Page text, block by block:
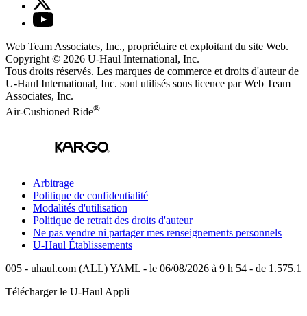
Web Team Associates, Inc., propriétaire et exploitant du site Web.
Copyright © 2026 U-Haul International, Inc.
Tous droits réservés. Les marques de commerce et droits d'auteur de
U-Haul International, Inc. sont utilisés sous licence par Web Team
Associates, Inc.
Air-Cushioned Ride®
Arbitrage
Politique de confidentialité
Modalités d'utilisation
Politique de retrait des droits d'auteur
Ne pas vendre ni partager mes renseignements personnels
U-Haul Établissements
005 - uhaul.com (ALL) YAML - le 06/08/2026 à 9 h 54 - de 1.575.1
Télécharger le U-Haul Appli